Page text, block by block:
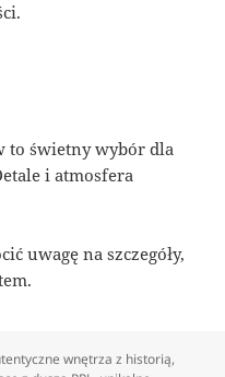
to świetny wybór dla
i atmosfera
uwagę na szczegóły,
wnętrza z historią,